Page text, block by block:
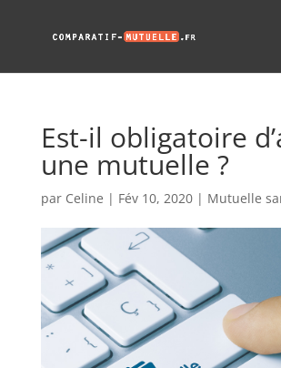
Est-il obligatoire
une mutuelle ?
par Celine | Fév 10, 2020| Mutuelle